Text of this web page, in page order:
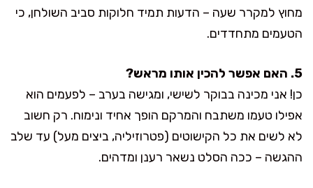
מחוץ למקרר שעה – הדעות תמיד חלוקות סביב השולחן, כי
הטעמים מתחדדים.
5. האם אפשר להכין אותו מראש?
כן! אני מכינה בבוקר לשישי, ומגישה בערב – לפעמים הוא
אפילו טעמו משתבח והמרקם הופך אחיד ונימוח. רק חשוב
לא לשים את כל הקישוטים (פטרוזיליה, ביצים מעל) עד שלב
ההגשה – ככה הסלט נשאר רענן ומדהים.